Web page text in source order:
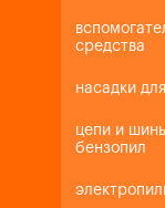
средства
насадки
цепи и
бензопил